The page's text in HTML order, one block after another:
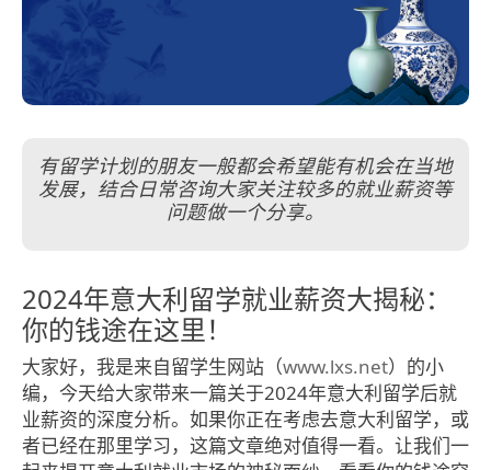
有留学计划的朋友一般都会希望能有机会在当地
发展，结合日常咨询大家关注较多的就业薪资等
问题做一个分享。
2024年意大利留学就业薪资大揭秘：
你的钱途在这里！
大家好，我是来自留学生网站（www.lxs.net）的小
编，今天给大家带来一篇关于2024年意大利留学后就
业薪资的深度分析。如果你正在考虑去意大利留学，或
者已经在那里学习，这篇文章绝对值得一看。让我们一